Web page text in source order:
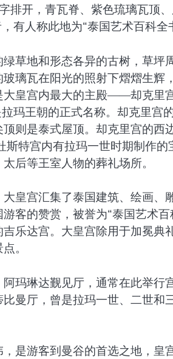
排开，青瓦脊、紫色琉璃瓦顶
有人称此地为“泰国艺术百科全
草地和形态各异的古树，草坪
璃瓦在阳光的照射下熠熠生辉
大皇宫内最大的主殿——却克里
玛王朝的正式名称。却克里宫
则是泰式屋顶。却克里宫的西
特宫内有拉玛一世时期制作
后等王室人物的葬礼场所。
皇宫汇集了泰国建筑、绘画、
客的赞赏，被誉为“泰国艺术
乐达宫。大皇宫除用于加冕典
。
玛琳达觐见厅，通常在此举行
曼厅，曾是拉玛一世、二世和
是游客到曼谷的首选之地，皇